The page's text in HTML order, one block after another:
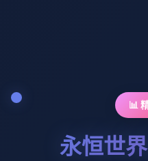
📊
永恒世